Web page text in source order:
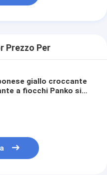
Prezzo Per
giallo croccante
a fiocchi Panko si